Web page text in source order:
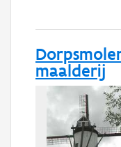
maalderij